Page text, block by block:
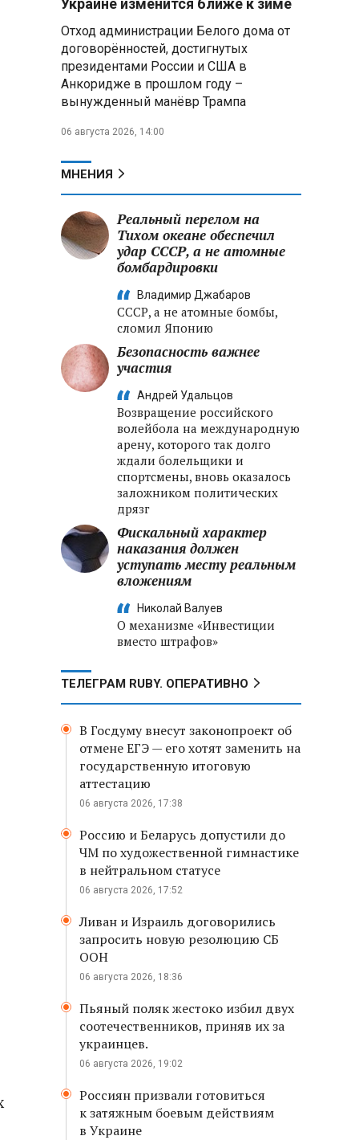
Президент Алжира готовится
к визиту в Беларусь — МИД
Алжира
300 жителей Курской области,
неизвестной
Второй энергоблок БелАЭС
вновь вышел на номинальную
мощность после диагностики
оборудования
Украине изменится ближе к зиме
Отход администрации Белого дома от
договорённостей, достигнутых
президентами России и США в
Анкоридже в прошлом году –
вынужденный манёвр Трампа
06 августа 2026, 14:00
МНЕНИЯ
Реальный перелом на
Тихом океане обеспечил
удар СССР, а не атомные
бомбардировки
Владимир Джабаров
СССР, а не атомные бомбы,
сломил Японию
Безопасность важнее
участия
Андрей Удальцов
Возвращение российского
волейбола на международную
арену, которого так долго
ждали болельщики и
спортсмены, вновь оказалось
заложником политических
дрязг
Фискальный характер
наказания должен
уступать месту реальным
вложениям
Николай Валуев
О механизме «Инвестиции
вместо штрафов»
ТЕЛЕГРАМ RUBY. ОПЕРАТИВНО
В Госдуму внесут законопроект об
отмене ЕГЭ — его хотят заменить на
государственную итоговую
аттестацию
06 августа 2026, 17:38
Россию и Беларусь допустили до
ЧМ по художественной гимнастике
в нейтральном статусе
06 августа 2026, 17:52
Ливан и Израиль договорились
запросить новую резолюцию СБ
ООН
06 августа 2026, 18:36
Пьяный поляк жестоко избил двух
соотечественников, приняв их за
украинцев.
06 августа 2026, 19:02
Россиян призвали готовиться
к затяжным боевым действиям
в Украине